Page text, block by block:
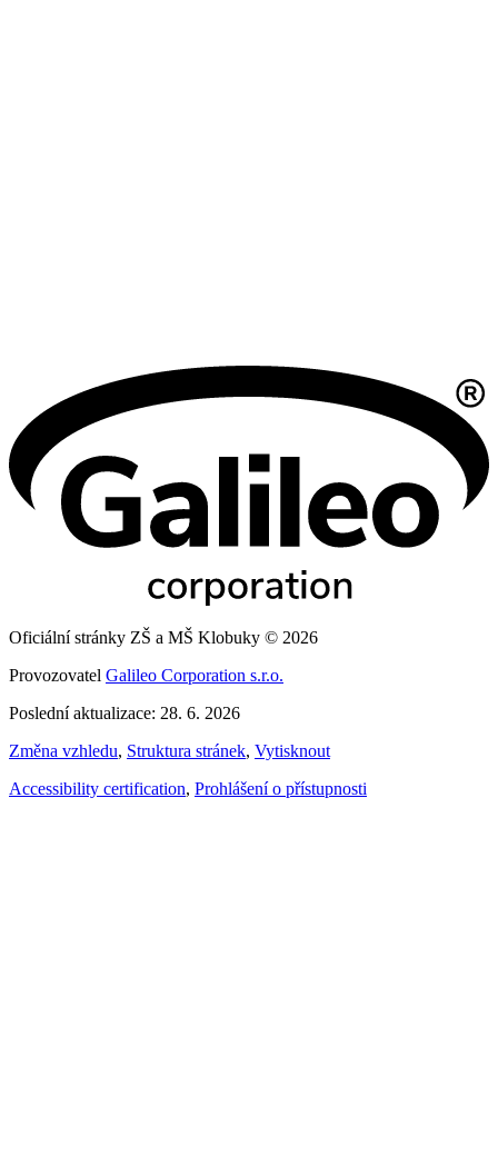
Oficiální stránky ZŠ a MŠ Klobuky © 2026
Provozovatel Galileo Corporation s.r.o.
Poslední aktualizace: 28. 6. 2026
Změna vzhledu, Struktura stránek, Vytisknout
Accessibility certification, Prohlášení o přístupnosti